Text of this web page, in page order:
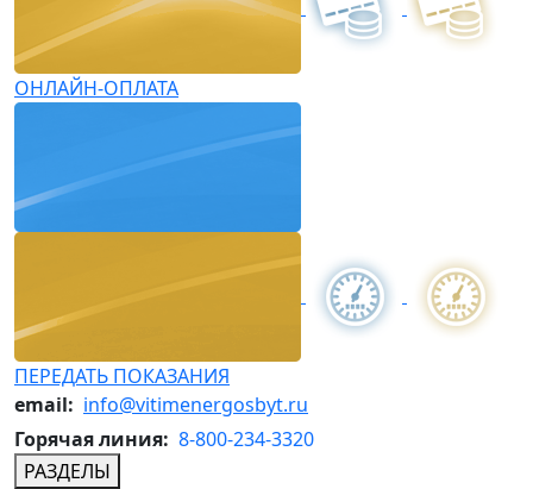
ОНЛАЙН-ОПЛАТА
ПЕРЕДАТЬ ПОКАЗАНИЯ
email: info@vitimenergosbyt.ru
Горячая линия: 8-800-234-3320
РАЗДЕЛЫ